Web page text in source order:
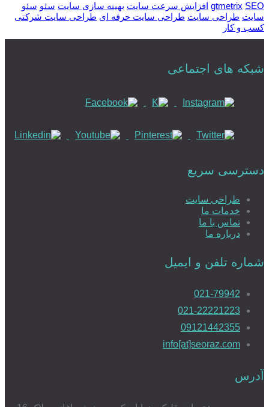
gtmetrix SEO افزایش سرعت سایت بهینه سازی سایت سئو سئو
سایت طراحی سایت طراحی سایت حرفه ای طراحی سایت شرکتی
کسب و کار
شبکه های اجتماعی
دسترسی سریع
طراحی سایت
خدمات ما
تماس با ما
درباره ما
شماره تلفن و ایمیل
021-79942
021-22221223
09121442355
info[at]seoraz.com
آدرس